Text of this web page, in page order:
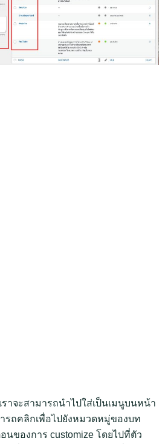
าจะสามารถนำไปใส่เป็นเมนูบนหน้า
รถคลิกเพื่อไปยังหมวดหมู่ของบท
ของการ customize โดยไปที่ตัว